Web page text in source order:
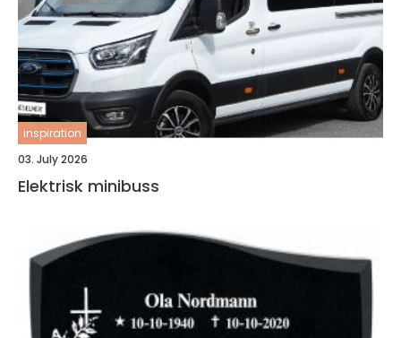
inspiration
03. July 2026
Elektrisk minibuss